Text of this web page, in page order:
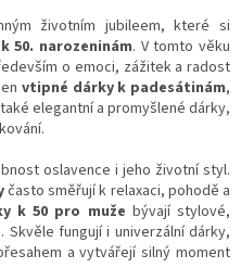
c
r
á
životním jubileem, které si
50. narozeninám. V tomto věku
o emoci, zážitek a radost
vtipné dárky k padesátinám,
elegantní a promyšlené dárky,
oslavence i jeho životní styl.
často směřují k relaxaci, pohodě a
k 50 pro muže bývají stylové,
fungují i univerzální dárky,
a vytvářejí silný moment